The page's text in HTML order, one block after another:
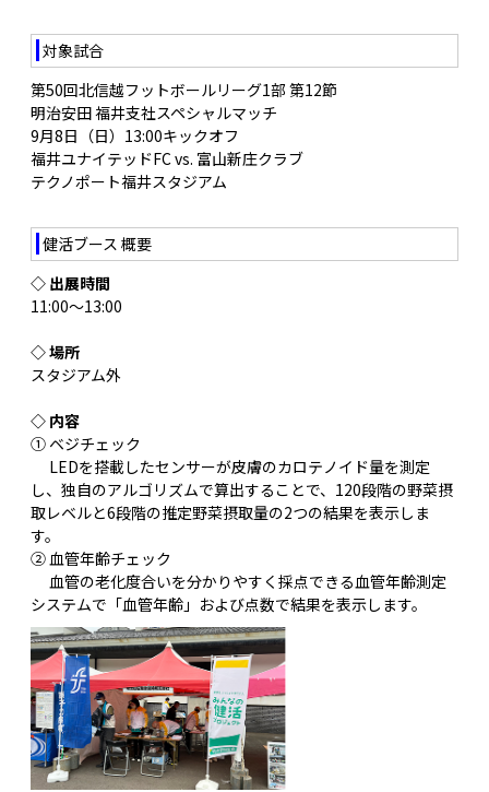
対象試合
第50回北信越フットボールリーグ1部 第12節
明治安田 福井支社スペシャルマッチ
9月8日（日）13:00キックオフ
福井ユナイテッドFC vs. 富山新庄クラブ
テクノポート福井スタジアム
健活ブース 概要
◇ 出展時間
11:00〜13:00
◇ 場所
スタジアム外
◇ 内容
① ベジチェック
LEDを搭載したセンサーが皮膚のカロテノイド量を測定
し、独自のアルゴリズムで算出することで、120段階の野菜摂
取レベルと6段階の推定野菜摂取量の2つの結果を表示しま
す。
② 血管年齢チェック
血管の老化度合いを分かりやすく採点できる血管年齢測定
システムで「血管年齢」および点数で結果を表示します。